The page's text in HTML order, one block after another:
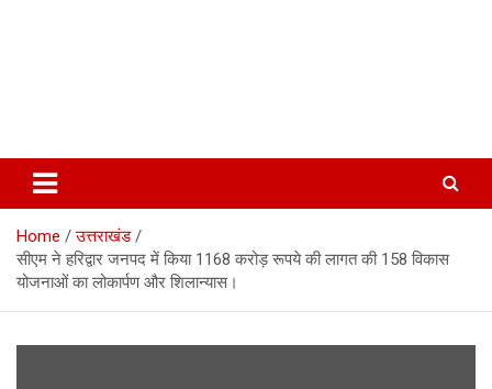
Home
उत्तराखंड
सीएम ने हरिद्वार जनपद में किया 1168 करोड़ रूपये की लागत की 158 विकास
योजनाओं का लोकार्पण और शिलान्यास।